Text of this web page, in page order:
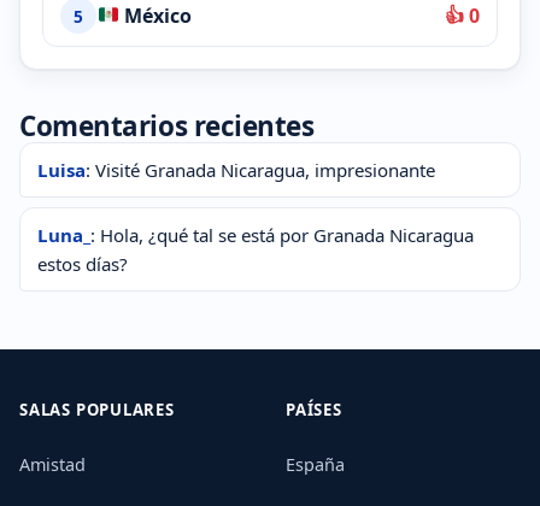
5 México 👍 0
Comentarios recientes
Luisa: Visité Granada Nicaragua, impresionante
Luna_ : Hola, ¿qué tal se está por Granada Nicaragua
estos días?
SALAS POPULARES
Amistad
PAÍSES
España